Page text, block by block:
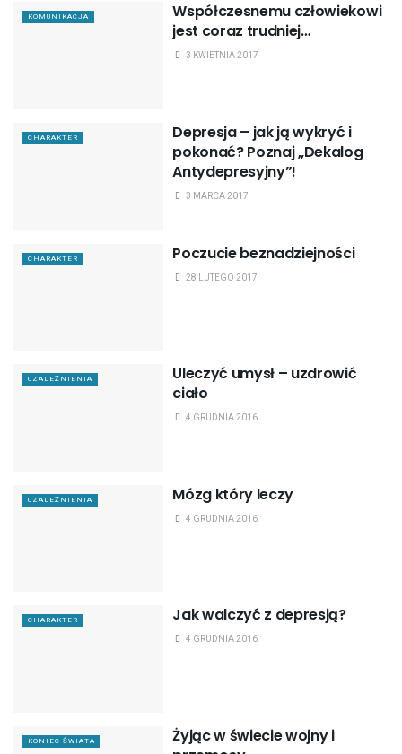
KOMUNIKACJA
Współczesnemu człowiekowi
jest coraz trudniej…
3 KWIETNIA 2017
CHARAKTER
Depresja – jak ją wykryć i
pokonać? Poznaj „Dekalog
Antydepresyjny”!
3 MARCA 2017
CHARAKTER Poczucie beznadziejności
28 LUTEGO 2017
UZALEŻNIENIA
Uleczyć umysł – uzdrowić
ciało
4 GRUDNIA 2016
UZALEŻNIENIA Mózg który leczy
4 GRUDNIA 2016
CHARAKTER Jak walczyć z depresją?
4 GRUDNIA 2016
KONIEC ŚWIATA
Żyjąc w świecie wojny i